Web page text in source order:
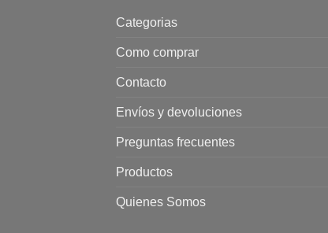
Categorias
Como comprar
Contacto
Envíos y devoluciones
Preguntas frecuentes
Productos
Quienes Somos